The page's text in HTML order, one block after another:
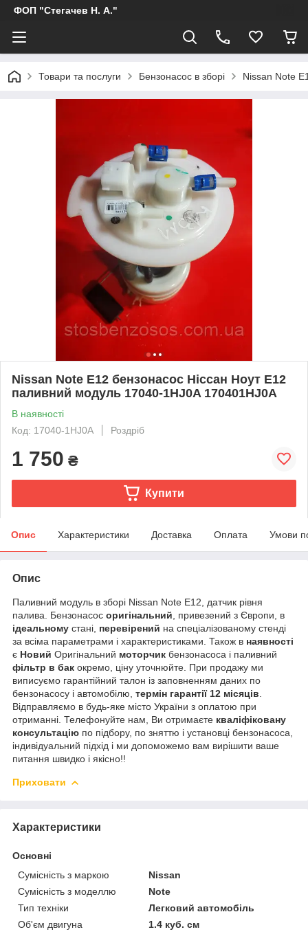
ФОП "Стегачев Н. А."
Товари та послуги Бензонасос в зборі Nissan Note
Nissan Note E12 бензонасос Ніссан Ноут Е12
паливний модуль 17040-1HJ0A 170401HJ0A
В наявності
Код: 17040-1HJ0A
Роздріб
1 750 ₴
Купити
Опис Характеристики Доставка Оплата Умови
Опис
Паливний модуль в зборі Nissan Note E12, датчик рівня
палива. Бензонасос оригінальний , привезений з Європи, в
ідеальному стані, перевірений на спеціалізованому стенді
за всіма параметрами і характеристиками. Також в наявності
є Новий Оригінальний моторчик бензонасоса і паливний
фільтр в бак окремо, ціну уточнюйте. При продажу ми
виписуємо гарантійний талон із заповненням даних по
бензонасосу і автомобілю, термін гарантії 12 місяців
Відправляємо в будь-яке місто України з оплатою при
отриманні. Телефонуйте нам, Ви отримаєте кваліфіковану
консультацію по підбору, по зняттю і установці бензонасоса,
індивідуальний підхід і ми допоможемо вам вирішити ваше
питання швидко і якісно!!
Приховати
Характеристики
Основні
Сумісність з маркою
Nissan
Сумісність з моделлю
Note
Тип техніки
Легковий автомобіль
Об'єм двигуна
1.4 куб. см